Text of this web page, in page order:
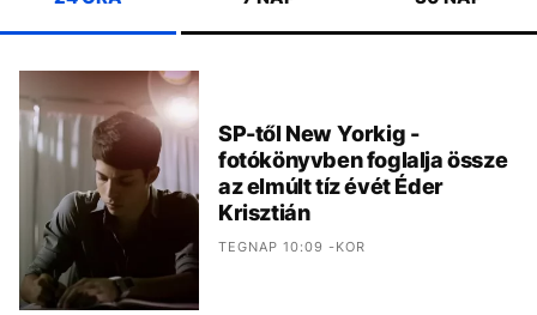
SP-től New Yorkig -
fotókönyvben foglalja össze
az elmúlt tíz évét Éder
Krisztián
TEGNAP 10:09 -KOR